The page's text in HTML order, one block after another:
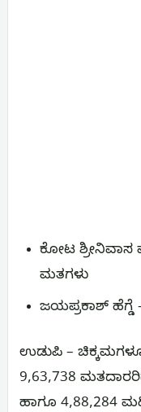
ಕೋಟ ಶ್ರೀನಿವಾಸ
ಮತಗಳು
ಜಯಪ್ರಕಾಶ್ ಹೆಗ್ಡೆ
ಉಡುಪಿ –
9,63,738
ಹಾಗೂ 4,88,284